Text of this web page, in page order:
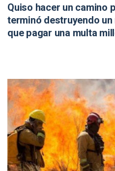
Quiso hacer un camino
terminó destruyendo
que pagar una multa